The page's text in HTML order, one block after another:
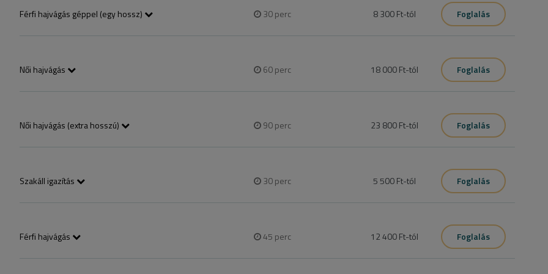
Férfi hajvágás géppel (egy hossz)
30perc 8 300 Ft-tól
Foglalás
Női hajvágás
60perc 18 000 Ft-tól
Foglalás
Női hajvágás (extra hosszú)
90perc 23 800 Ft-tól
Foglalás
Szakáll igazítás 30perc 5 500 Ft-tól Foglalás
Férfi hajvágás 45 perc 12 400 Ft-tól
Foglalás